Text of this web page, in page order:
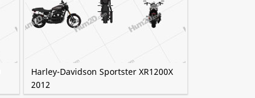
Harley-Davidson Sportster XR1200X
2012